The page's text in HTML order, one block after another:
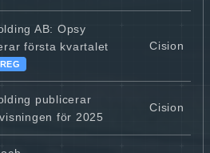
AB: Opsy
första kvartalet
REG
Cision
publicerar
för 2025
Cision